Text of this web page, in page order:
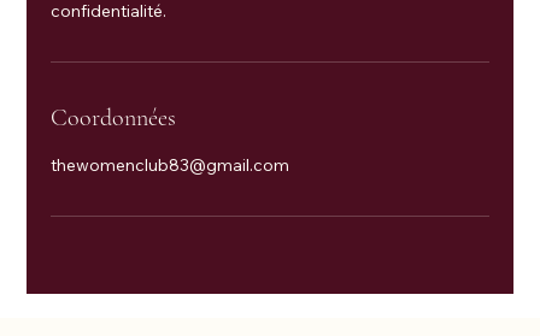
Coordonnées
thewomenclub83@gmail.com